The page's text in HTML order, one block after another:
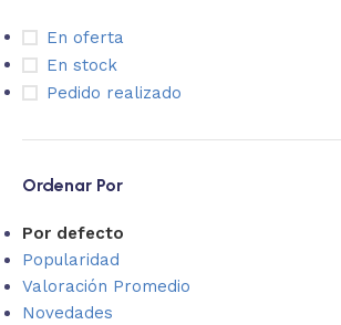
En oferta
En stock
Pedido realizado
Ordenar Por
Por defecto
Popularidad
Valoración Promedio
Novedades